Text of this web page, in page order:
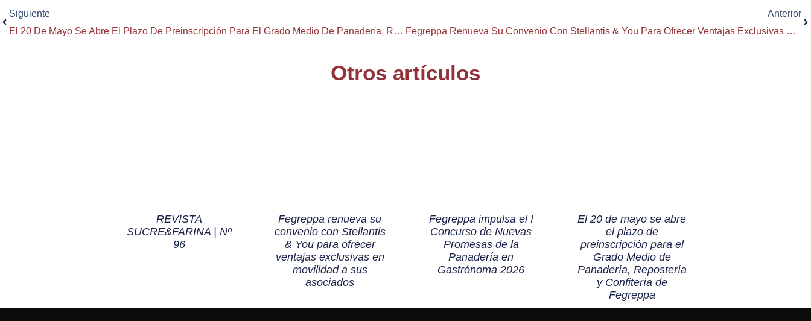
Siguiente
El 20 De Mayo Se Abre El Plazo De Preinscripción Para El Grado Medio De Panadería, Repostería Y Confitería De Fegreppa
Anterior
Fegreppa Renueva Su Convenio Con Stellantis & You Para Ofrecer Ventajas Exclusivas En Movilidad A Sus Asociados
Otros artículos
REVISTA
SUCRE&FARINA | Nº
96
Fegreppa renueva su
convenio con Stellantis
& You para ofrecer
ventajas exclusivas en
movilidad a sus
asociados
Fegreppa impulsa el I
Concurso de Nuevas
Promesas de la
Panadería en
Gastrónoma 2026
El 20 de mayo se abre
el plazo de
preinscripción para el
Grado Medio de
Panadería, Repostería
y Confitería de
Fegreppa